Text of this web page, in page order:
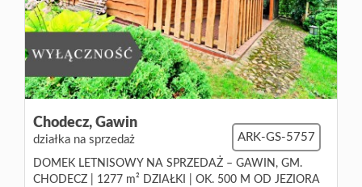
RODO
Blog
Chodecz, Gawin
działka na sprzedaż ARK-GS-5757
DOMEK LETNISOWY NA SPRZEDAŻ – GAWIN, GM.
CHODECZ | 1277 m² DZIAŁKI | OK. 500 M OD JEZIORA